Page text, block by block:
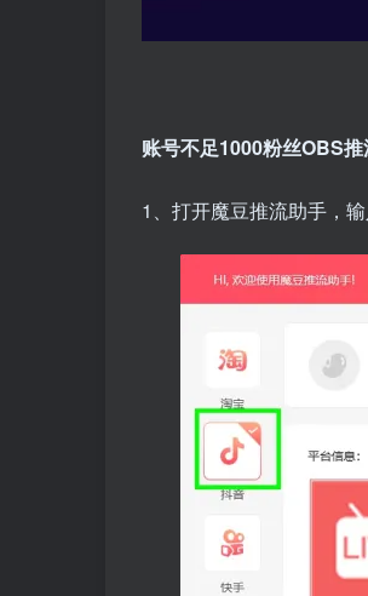
账号不足1000粉丝OBS推
1、打开魔豆推流助手，